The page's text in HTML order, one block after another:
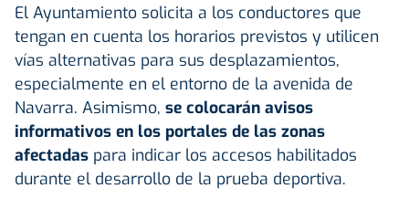
El Ayuntamiento solicita a los conductores que
tengan en cuenta los horarios previstos y utilicen
vías alternativas para sus desplazamientos,
especialmente en el entorno de la avenida de
Navarra. Asimismo, se colocarán avisos
informativos en los portales de las zonas
afectadas para indicar los accesos habilitados
durante el desarrollo de la prueba deportiva.